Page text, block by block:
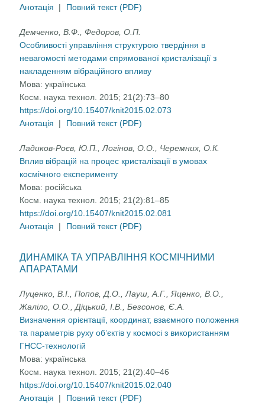
Анотація
| Повний текст (PDF)
Демченко, В.Ф., Федоров, О.П.
Особливості управління структурою твердіння в
невагомості методами спрямованої кристалізації з
накладенням вібраційного впливу
Мова:українська
Косм. наука технол. 2015; 21(2):73–80
https://doi.org/10.15407/knit2015.02.073
Анотація
| Повний текст (PDF)
Ладиков-Роєв, Ю.П., Логінов, О.О., Черемних, О.К.
Вплив вібрацій на процес кристалізації в умовах
космічного експерименту
Мова: російська
Косм. наука технол. 2015; 21(2):81–85
https://doi.org/10.15407/knit2015.02.081
Анотація
| Повний текст (PDF)
ДИНАМІКА ТА УПРАВЛІННЯ КОСМІЧНИМИ
АПАРАТАМИ
Луценко, В.І., Попов, Д.О., Лауш, А.Г., Яценко, В.О.,
Жаліло, О.О., Діцький, І.В., Безсонов, Є.А.
Визначення орієнтації, координат, взаємного положення
та параметрів руху об’єктів у космосі з використанням
ГНСС-технологій
Мова:українська
Косм. наука технол. 2015; 21(2):40–46
https://doi.org/10.15407/knit2015.02.040
Анотація
| Повний текст (PDF)